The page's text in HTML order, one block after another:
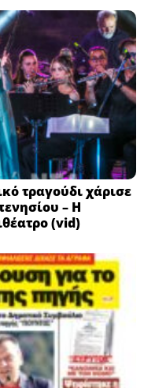
τραγούδι χάρισε
– Η
(vid)